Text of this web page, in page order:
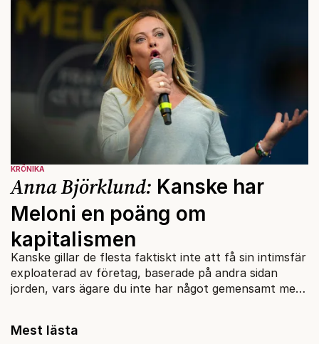
KRÖNIKA
Anna Björklund: Kanske har
Meloni en poäng om
kapitalismen
Kanske gillar de flesta faktiskt inte att få sin intimsfär
exploaterad av företag, baserade på andra sidan
jorden, vars ägare du inte har något gemensamt med
Mest lästa